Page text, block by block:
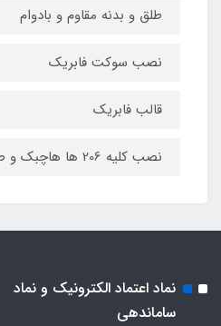
طلق و بدنه مقاوم و بادوام
نصب سوکت فابریک
قالب فابریک
نصب کلیه 206 ها هاچبک و صندوق دار
نماد اعتماد الکترونیک و نماد
ساماندهی